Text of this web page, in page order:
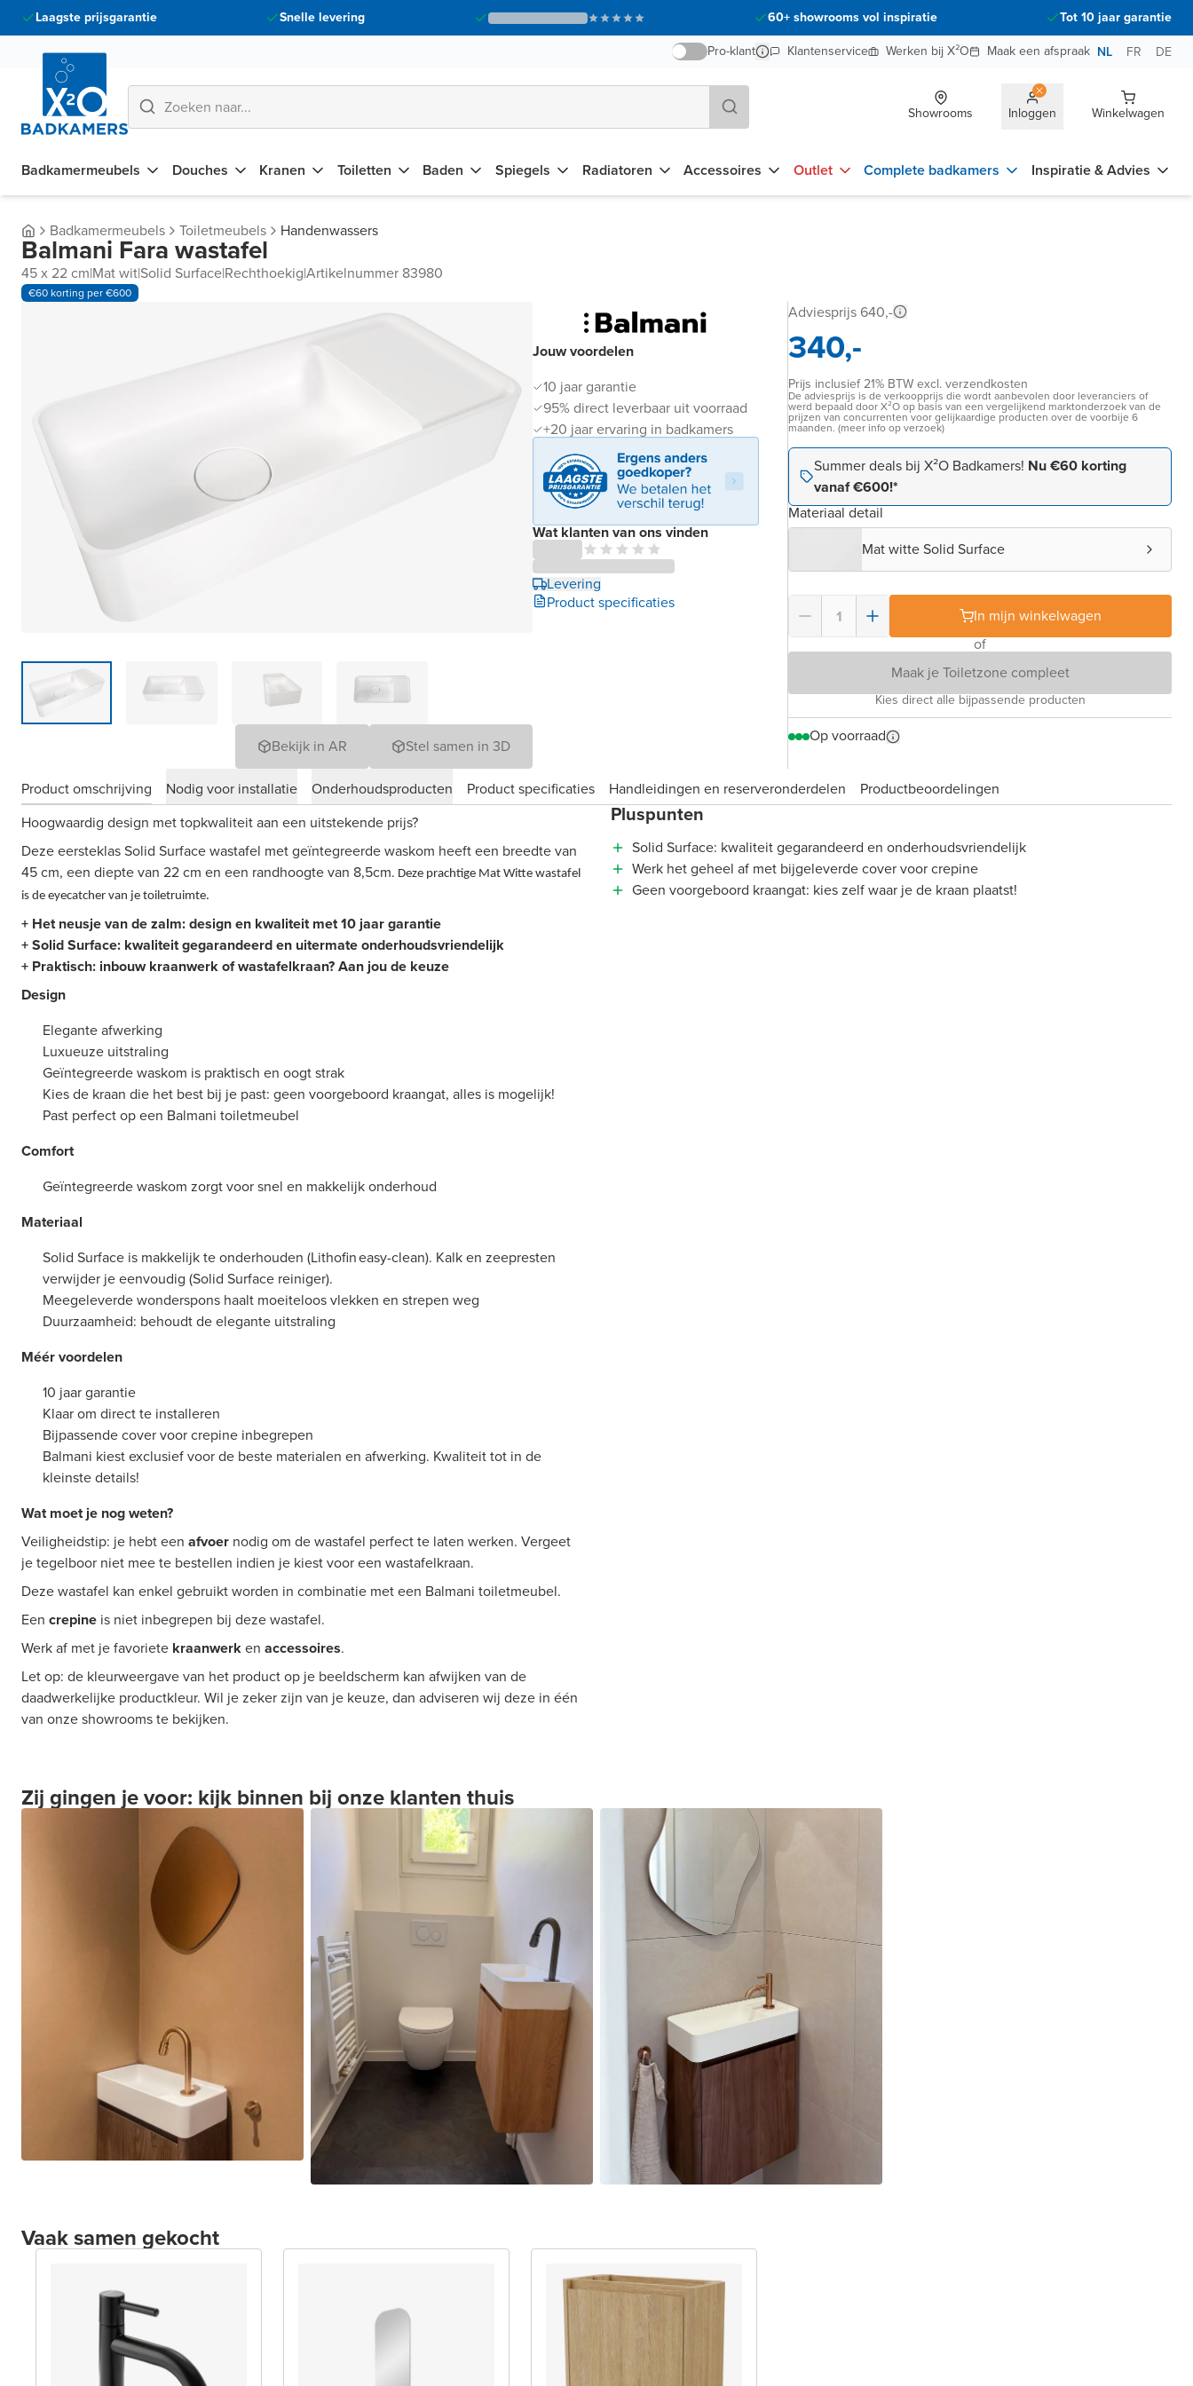
Laagste prijsgarantie Snelle levering 60+ showrooms vol inspiratie
Tot 10 jaar garantie
Pro-klant
Klantenservice Werken bij X²O Maak een afspraak NL FR DE
Showrooms Inloggen Winkelwagen
Badkamermeubels Douches Kranen Toiletten Baden Spiegels Radiatoren Accessoires Outlet Complete badkamers Inspiratie & Advies
Badkamermeubels Toiletmeubels Handenwassers
Balmani Fara wastafel
45 x 22 cm|Mat wit|Solid Surface|Rechthoekig|Artikelnummer 83980
€60 korting per €600
Bekijk in AR Stel samen in 3D
Jouw voordelen
10 jaar garantie
95% direct leverbaar uit voorraad
+20 jaar ervaring in badkamers
Wat klanten van ons vinden
Levering
Product specificaties
Adviesprijs 640,-
340,-
Prijs inclusief 21% BTW excl. verzendkosten
De adviesprijs is de verkoopprijs die wordt aanbevolen door leveranciers of
werd bepaald door X²O op basis van een vergelijkend marktonderzoek van de
prijzen van concurrenten voor gelijkaardige producten over de voorbije 6
maanden. (meer info op verzoek)
Summer deals bij X²O Badkamers! Nu €60 korting
vanaf €600!*
Materiaal detail
Mat witte Solid Surface
In mijn winkelwagen
of
Maak je Toiletzone compleet
Kies direct alle bijpassende producten
Op voorraad
Product omschrijving Nodig voor installatie Onderhoudsproducten Product specificaties Handleidingen en reserveronderdelen
Product­beoordelingen
Hoogwaardig design met topkwaliteit aan een uitstekende prijs?
Deze eersteklas Solid Surface wastafel met geïntegreerde waskom heeft een breedte van
45 cm, een diepte van 22 cm en een randhoogte van 8,5cm. Deze prachtige Mat Witte wastafel
is de eyecatcher van je toiletruimte.
+ Het neusje van de zalm: design en kwaliteit met 10 jaar garantie
+ Solid Surface: kwaliteit gegarandeerd en uitermate onderhoudsvriendelijk
+ Praktisch: inbouw kraanwerk of wastafelkraan? Aan jou de keuze
Design
Elegante afwerking
Luxueuze uitstraling
Geïntegreerde waskom is praktisch en oogt strak
Kies de kraan die het best bij je past: geen voorgeboord kraangat, alles is mogelijk!
Past perfect op een Balmani toiletmeubel
Comfort
Geïntegreerde waskom zorgt voor snel en makkelijk onderhoud
Materiaal
Solid Surface is makkelijk te onderhouden (Lithofin easy-clean). Kalk en zeepresten
verwijder je eenvoudig (Solid Surface reiniger).
Meegeleverde wonderspons haalt moeiteloos vlekken en strepen weg
Duurzaamheid: behoudt de elegante uitstraling
Méér voordelen
10 jaar garantie
Klaar om direct te installeren
Bijpassende cover voor crepine inbegrepen
Balmani kiest exclusief voor de beste materialen en afwerking. Kwaliteit tot in de
kleinste details!
Wat moet je nog weten?
Veiligheidstip: je hebt een afvoer nodig om de wastafel perfect te laten werken. Vergeet
je tegelboor niet mee te bestellen indien je kiest voor een wastafelkraan.
Deze wastafel kan enkel gebruikt worden in combinatie met een Balmani toiletmeubel.
Een crepine is niet inbegrepen bij deze wastafel.
Werk af met je favoriete kraanwerken accessoires.
Let op: de kleurweergave van het product op je beeldscherm kan afwijken van de
daadwerkelijke productkleur. Wil je zeker zijn van je keuze, dan adviseren wij deze in één
van onze showrooms te bekijken.
Pluspunten
Solid Surface: kwaliteit gegarandeerd en onderhoudsvriendelijk
Werk het geheel af met bijgeleverde cover voor crepine
Geen voorgeboord kraangat: kies zelf waar je de kraan plaatst!
Zij gingen je voor: kijk binnen bij onze klanten thuis
Vaak samen gekocht